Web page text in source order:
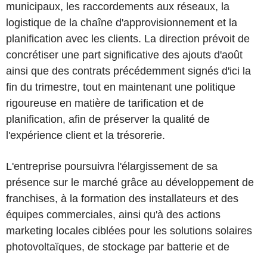
municipaux, les raccordements aux réseaux, la
logistique de la chaîne d'approvisionnement et la
planification avec les clients. La direction prévoit de
concrétiser une part significative des ajouts d'août
ainsi que des contrats précédemment signés d'ici la
fin du trimestre, tout en maintenant une politique
rigoureuse en matière de tarification et de
planification, afin de préserver la qualité de
l'expérience client et la trésorerie.
L'entreprise poursuivra l'élargissement de sa
présence sur le marché grâce au développement de
franchises, à la formation des installateurs et des
équipes commerciales, ainsi qu'à des actions
marketing locales ciblées pour les solutions solaires
photovoltaïques, de stockage par batterie et de